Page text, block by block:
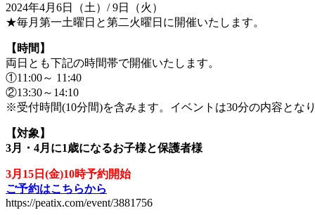
2024年4月6日（土）/ 9日（火）
★毎月第一土曜日と第二火曜日に開催いたします。
【時間】
両日とも下記の時間帯で開催いたします。
①11:00～ 11:40
②13:30～14:10
※受付時間(10分間)を含みます。イベントは30分の内容とな
【対象】
3月・4月に1歳になるお子様と保護者様
3月15日(金)10時予約開始
ご予約はこちらから
https://peatix.com/event/3881756